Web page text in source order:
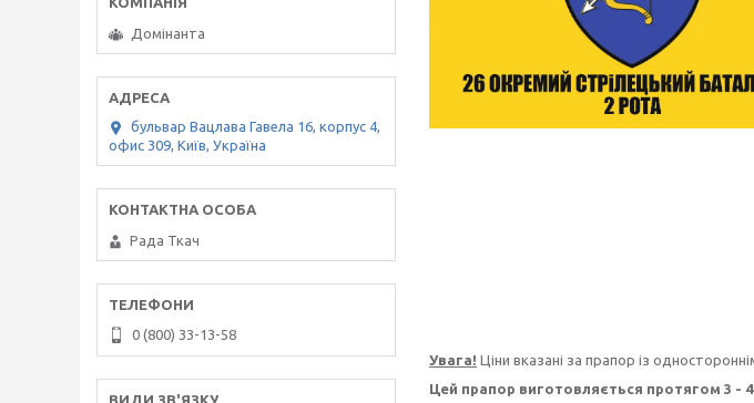
Увага! Ціни вказані за прапор із
Цей прапор виготовляється протягом 3 - 4
Домінанта
бульвар Вацлава Гавела 16, корпус 4,
офис 309, Київ, Україна
Рада Ткач
0 (800) 33-13-58